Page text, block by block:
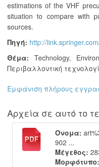
estimations of the VHF
situation to compare with
sources.
Πηγή: http://
Θέμα: Technology,
Περιβαλλοντική
Εμφάνιση πλήρους
Αρχεία σε αυτό το
Όνομα:
902 ...
Μέγεθος:
Μορφότυπο: